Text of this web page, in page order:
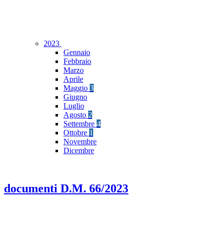
2023
Gennaio
Febbraio
Marzo
Aprile
Maggio 3
Giugno
Luglio
Agosto 2
Settembre 4
Ottobre 1
Novembre
Dicembre
documenti D.M. 66/2023